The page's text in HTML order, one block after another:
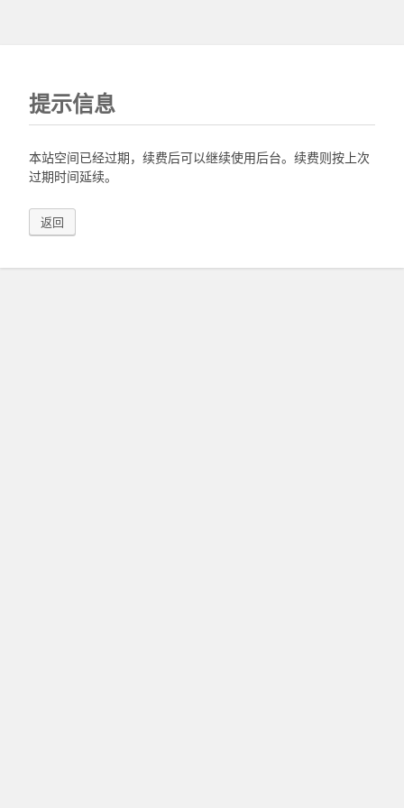
提示信息
本站空间已经过期，续费后可以继续使用后台。续费则按上次
过期时间延续。
返回